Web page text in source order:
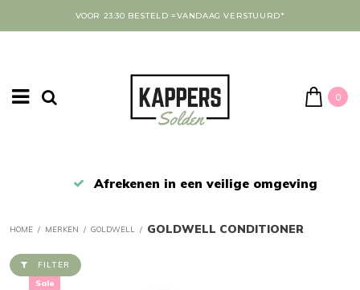
VOOR 23:30 BESTELD =VANDAAG VERSTUURD*
0
Afrekenen in een veilige omgeving
HOME / MERKEN / GOLDWELL / GOLDWELL CONDITIONER
FILTER
Sale